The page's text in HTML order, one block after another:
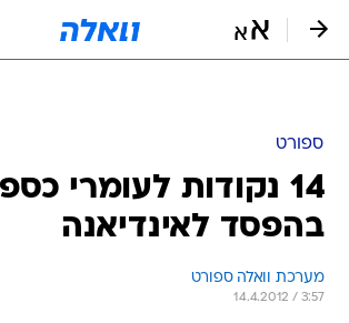
ספורט
14 נקודות לעומרי
בהפסד לאינדיאנה
מערכת וואלה ספורט
14.4.2012 / 3:57